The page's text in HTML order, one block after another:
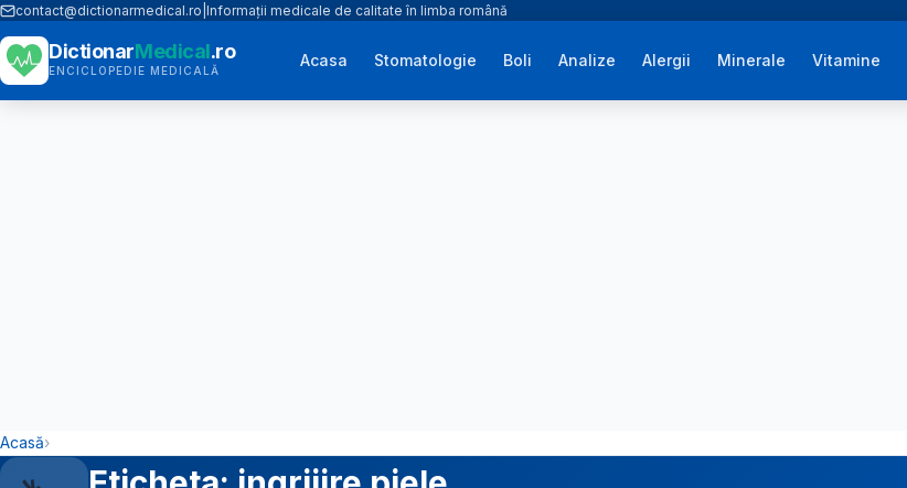
contact@dictionarmedical.ro Informații medicale de calitate în limba română
DictionarMedical.ro
ENCICLOPEDIE MEDICALĂ
Acasa Stomatologie Boli Analize Alergii Minerale Vitamine
Acasă›